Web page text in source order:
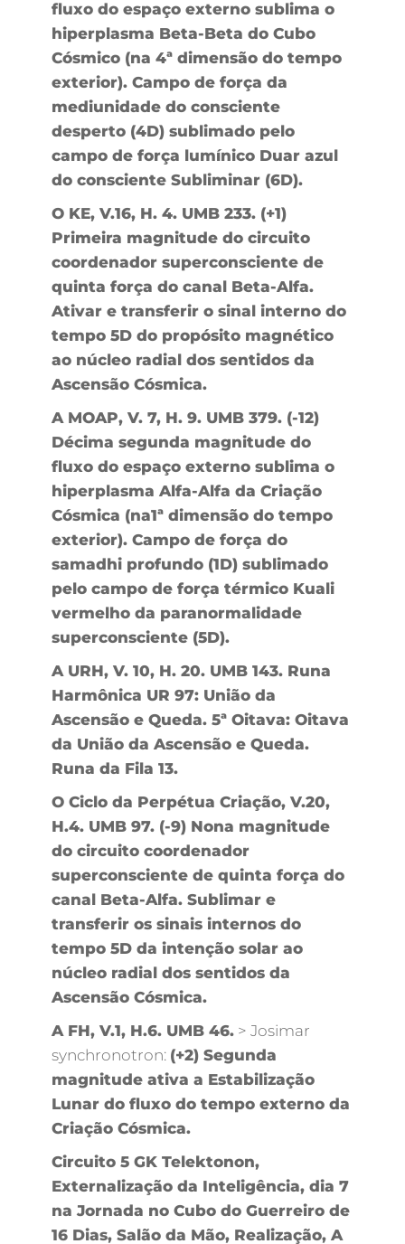
fluxo do espaço externo sublima o
hiperplasma Beta-Beta do Cubo
Cósmico (na 4ª dimensão do tempo
exterior). Campo de força da
mediunidade do consciente
desperto (4D) sublimado pelo
campo de força lumínico Duar azul
do consciente Subliminar (6D).
O KE, V.16, H. 4. UMB 233. (+1)
Primeira magnitude do circuito
coordenador superconsciente de
quinta força do canal Beta-Alfa.
Ativar e transferir o sinal interno do
tempo 5D do propósito magnético
ao núcleo radial dos sentidos da
Ascensão Cósmica.
A MOAP, V. 7, H. 9. UMB 379. (-12)
Décima segunda magnitude do
fluxo do espaço externo sublima o
hiperplasma Alfa-Alfa da Criação
Cósmica (na1ª dimensão do tempo
exterior). Campo de força do
samadhi profundo (1D) sublimado
pelo campo de força térmico Kuali
vermelho da paranormalidade
superconsciente (5D).
A URH, V. 10, H. 20. UMB 143. Runa
Harmônica UR 97: União da
Ascensão e Queda. 5ª Oitava: Oitava
da União da Ascensão e Queda.
Runa da Fila 13.
O Ciclo da Perpétua Criação, V.20,
H.4. UMB 97. (-9) Nona magnitude
do circuito coordenador
superconsciente de quinta força do
canal Beta-Alfa. Sublimar e
transferir os sinais internos do
tempo 5D da intenção solar ao
núcleo radial dos sentidos da
Ascensão Cósmica.
A FH, V.1, H.6. UMB 46.> Josimar
synchronotron: (+2) Segunda
magnitude ativa a Estabilização
Lunar do fluxo do tempo externo da
Criação Cósmica.
Circuito 5 GK Telektonon,
Externalização da Inteligência, dia 7
na Jornada no Cubo do Guerreiro de
16 Dias, Salão da Mão, Realização, A